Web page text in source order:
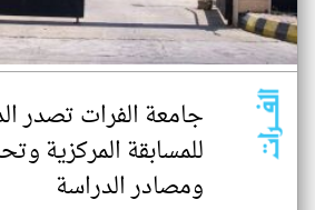
جامعة الفرات تصدر
للمسابقة المركزية
ومصادر الدراسة